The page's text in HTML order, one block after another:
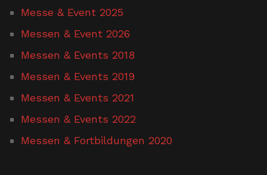
Messe & Event 2025
Messen & Event 2026
Messen & Events 2018
Messen & Events 2019
Messen & Events 2021
Messen & Events 2022
Messen & Fortbildungen 2020